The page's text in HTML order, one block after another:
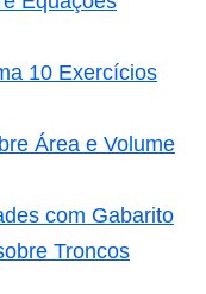
10 Exercícios
Área e Volume
com Gabarito
Troncos